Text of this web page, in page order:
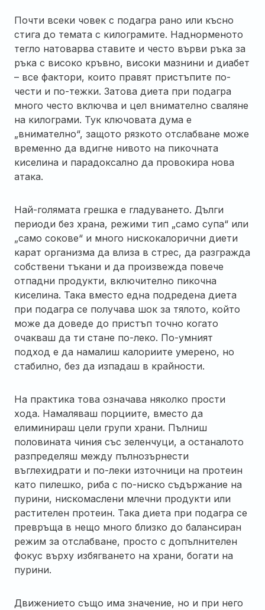
Почти всеки човек с подагра рано или късно
стига до темата с килограмите. Наднорменото
тегло натоварва ставите и често върви ръка за
ръка с високо кръвно, високи мазнини и диабет
– все фактори, които правят пристъпите по-
чести и по-тежки. Затова диета при подагра
много често включва и цел внимателно сваляне
на килограми. Тук ключовата дума е
„внимателно“, защото рязкото отслабване може
временно да вдигне нивото на пикочната
киселина и парадоксално да провокира нова
атака.
Най-голямата грешка е гладуването. Дълги
периоди без храна, режими тип „само супа“ или
„само сокове“ и много нискокалорични диети
карат организма да влиза в стрес, да разгражда
собствени тъкани и да произвежда повече
отпадни продукти, включително пикочна
киселина. Така вместо една подредена диета
при подагра се получава шок за тялото, който
може да доведе до пристъп точно когато
очакваш да ти стане по-леко. По-умният
подход е да намалиш калориите умерено, но
стабилно, без да изпадаш в крайности.
На практика това означава няколко прости
хода. Намаляваш порциите, вместо да
елиминираш цели групи храни. Пълниш
половината чиния със зеленчуци, а останалото
разпределяш между пълнозърнести
въглехидрати и по-леки източници на протеин
като пилешко, риба с по-ниско съдържание на
пурини, нискомаслени млечни продукти или
растителен протеин. Така диета при подагра се
превръща в нещо много близко до балансиран
режим за отслабване, просто с допълнителен
фокус върху избягването на храни, богати на
пурини.
Движението също има значение, но и при него